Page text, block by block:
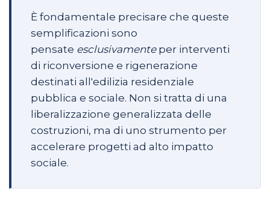
È fondamentale precisare che queste
semplificazioni sono
pensate esclusivamente per interventi
di riconversione e rigenerazione
destinati all'edilizia residenziale
pubblica e sociale. Non si tratta di una
liberalizzazione generalizzata delle
costruzioni, ma di uno strumento per
accelerare progetti ad alto impatto
sociale.